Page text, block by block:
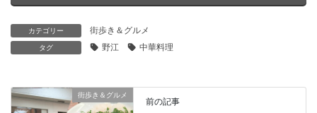
カテゴリー 街歩き＆グルメ
タグ 野江 中華料理
街歩き＆グルメ
前の記事